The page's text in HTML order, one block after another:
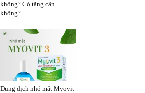
không? Có tăng cân
không?
Dung dịch nhỏ mắt Myovit